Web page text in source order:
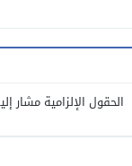
الحقول الإلزامية مشار